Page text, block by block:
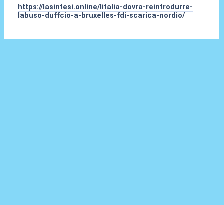
https://lasintesi.online/litalia-dovra-reintrodurre-
labuso-duffcio-a-bruxelles-fdi-scarica-nordio/